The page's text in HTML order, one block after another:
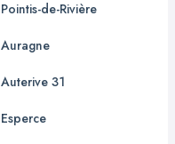
Pointis-de-Rivière
Auragne
Auterive 31
Esperce